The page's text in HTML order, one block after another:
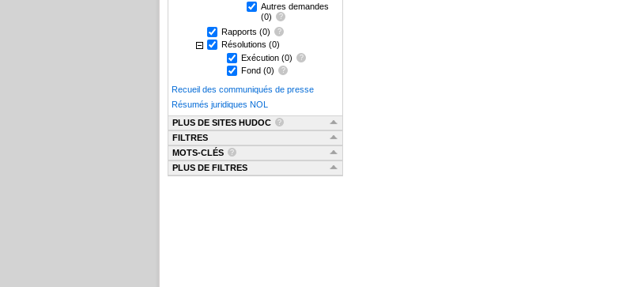
Autres demandes
(0)
Rapports (0)
Résolutions (0)
Exécution (0)
Fond (0)
Recueil des communiqués de presse
Résumés juridiques NOL
PLUS DE SITES HUDOC
FILTRES
MOTS-CLÉS
PLUS DE FILTRES